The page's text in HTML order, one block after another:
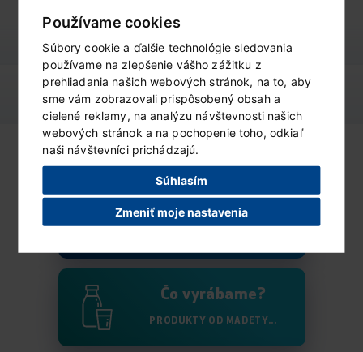
Používame cookies
Súbory cookie a ďalšie technológie sledovania
používame na zlepšenie vášho zážitku z
prehliadania našich webových stránok, na to, aby
sme vám zobrazovali prispôsobený obsah a
cielené reklamy, na analýzu návštevnosti našich
webových stránok a na pochopenie toho, odkiaľ
naši návštevníci prichádzajú.
Súhlasím
Zmeniť moje nastavenia
výživové údaje ZOBRAZIŤ
Kto sme?
Čo vyrábame?
PRODUKTY OD MADETY...